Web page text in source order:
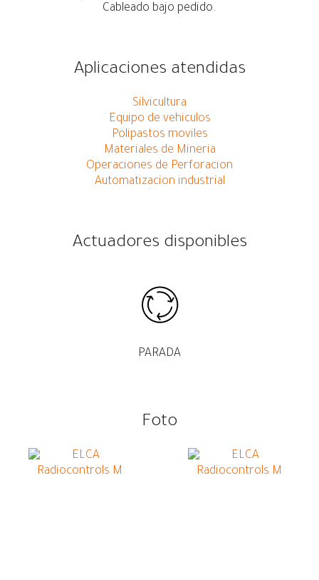
Cableado bajo pedido.
Aplicaciones atendidas
Silvicultura
Equipo de vehiculos
Polipastos moviles
Materiales de Mineria
Operaciones de Perforacion
Automatizacion industrial
Actuadores disponibles
PARADA
Foto